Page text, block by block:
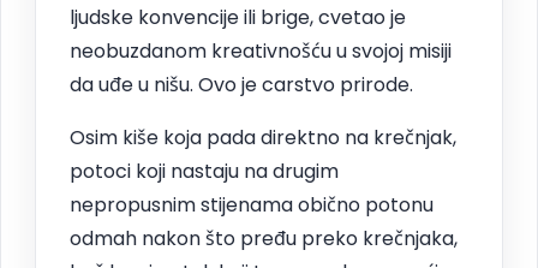
ljudske konvencije ili brige, cvetao je
neobuzdanom kreativnošću u svojoj misiji
da uđe u nišu. Ovo je carstvo prirode.
Osim kiše koja pada direktno na krečnjak,
potoci koji nastaju na drugim
nepropusnim stijenama obično potonu
odmah nakon što pređu preko krečnjaka,